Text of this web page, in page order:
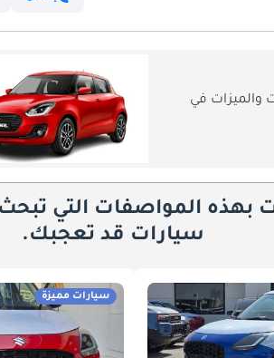
في
بهذه المواصفات التي
سيارات قد تعجبك.
سيارات مميزة